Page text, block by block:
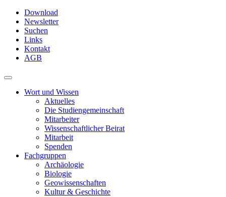
Skip
main
content
Download
Newsletter
Suchen
Links
Kontakt
AGB
Toggle
navigationWort und Wissen
Aktuelles
Die Studiengemeinschaft
Mitarbeiter
Wissenschaftlicher Beirat
Mitarbeit
Spenden
Fachgruppen
Archäologie
Biologie
Geowissenschaften
Kultur & Geschichte